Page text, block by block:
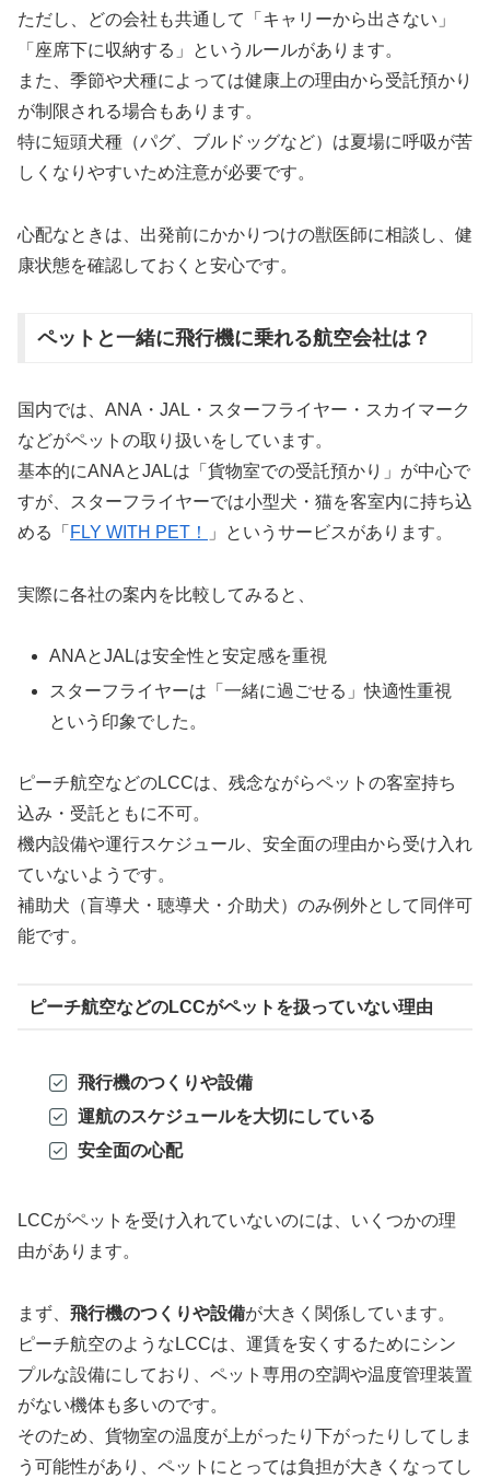
ただし、どの会社も共通して「キャリーから出さない」
「座席下に収納する」というルールがあります。
また、季節や犬種によっては健康上の理由から受託預かり
が制限される場合もあります。
特に短頭犬種（パグ、ブルドッグなど）は夏場に呼吸が苦
しくなりやすいため注意が必要です。
心配なときは、出発前にかかりつけの獣医師に相談し、健
康状態を確認しておくと安心です。
ペットと一緒に飛行機に乗れる航空会社は？
国内では、ANA・JAL・スターフライヤー・スカイマーク
などがペットの取り扱いをしています。
基本的にANAとJALは「貨物室での受託預かり」が中心で
すが、スターフライヤーでは小型犬・猫を客室内に持ち込
める「 FLY WITH PET！ 」というサービスがあります。
実際に各社の案内を比較してみると、
ANAとJALは安全性と安定感を重視
スターフライヤーは「一緒に過ごせる」快適性重視
という印象でした。
ピーチ航空などのLCCは、残念ながらペットの客室持ち
込み・受託ともに不可。
機内設備や運行スケジュール、安全面の理由から受け入れ
ていないようです。
補助犬（盲導犬・聴導犬・介助犬）のみ例外として同伴可
能です。
ピーチ航空などのLCCがペットを扱っていない理由
飛行機のつくりや設備
運航のスケジュールを大切にしている
安全面の心配
LCCがペットを受け入れていないのには、いくつかの理
由があります。
まず、 飛行機のつくりや設備が大きく関係しています。
ピーチ航空のようなLCCは、運賃を安くするためにシン
プルな設備にしており、ペット専用の空調や温度管理装置
がない機体も多いのです。
そのため、貨物室の温度が上がったり下がったりしてしま
う可能性があり、ペットにとっては負担が大きくなってし